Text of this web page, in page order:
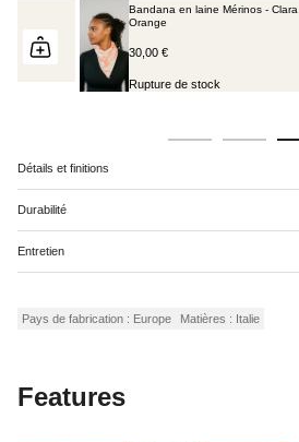
Bandana en laine Mérinos - Clara
Orange
30,00 €
Rupture de stock
Détails et finitions
Durabilité
Entretien
Pays de fabrication : Europe Matières : Italie
Features